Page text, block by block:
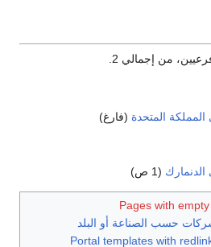
من إجمالي 2.
المتحدة (فارغ)
(1 ص)
Pages with
حسب الصناعة أو البلد
Portal templates with